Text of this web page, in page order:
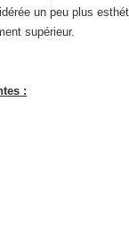
un peu plus
supérieur.
: